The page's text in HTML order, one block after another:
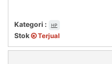
Kategori : HP
Stok Terjual